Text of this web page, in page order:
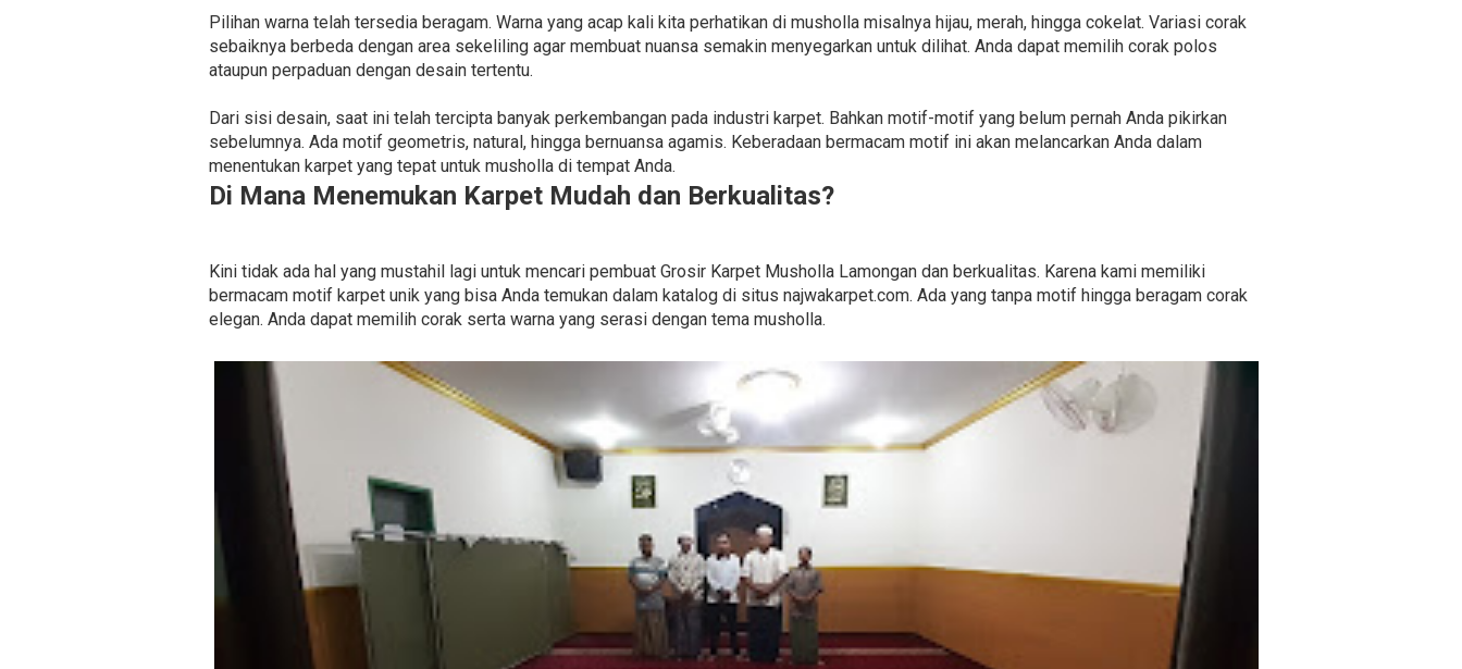
Pilihan warna telah tersedia beragam. Warna yang acap kali kita perhatikan di musholla misalnya hijau, merah, hingga cokelat. Variasi corak
sebaiknya berbeda dengan area sekeliling agar membuat nuansa semakin menyegarkan untuk dilihat. Anda dapat memilih corak polos
ataupun perpaduan dengan desain tertentu.
Dari sisi desain, saat ini telah tercipta banyak perkembangan pada industri karpet. Bahkan motif-motif yang belum pernah Anda pikirkan
sebelumnya. Ada motif geometris, natural, hingga bernuansa agamis. Keberadaan bermacam motif ini akan melancarkan Anda dalam
menentukan karpet yang tepat untuk musholla di tempat Anda.
Di Mana Menemukan Karpet Mudah dan Berkualitas?
Kini tidak ada hal yang mustahil lagi untuk mencari pembuat Grosir Karpet Musholla Lamongan dan berkualitas. Karena kami memiliki
bermacam motif karpet unik yang bisa Anda temukan dalam katalog di situs najwakarpet.com. Ada yang tanpa motif hingga beragam corak
elegan. Anda dapat memilih corak serta warna yang serasi dengan tema musholla.